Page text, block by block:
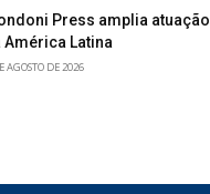
Press amplia atuação
América Latina
AGOSTO DE 2026